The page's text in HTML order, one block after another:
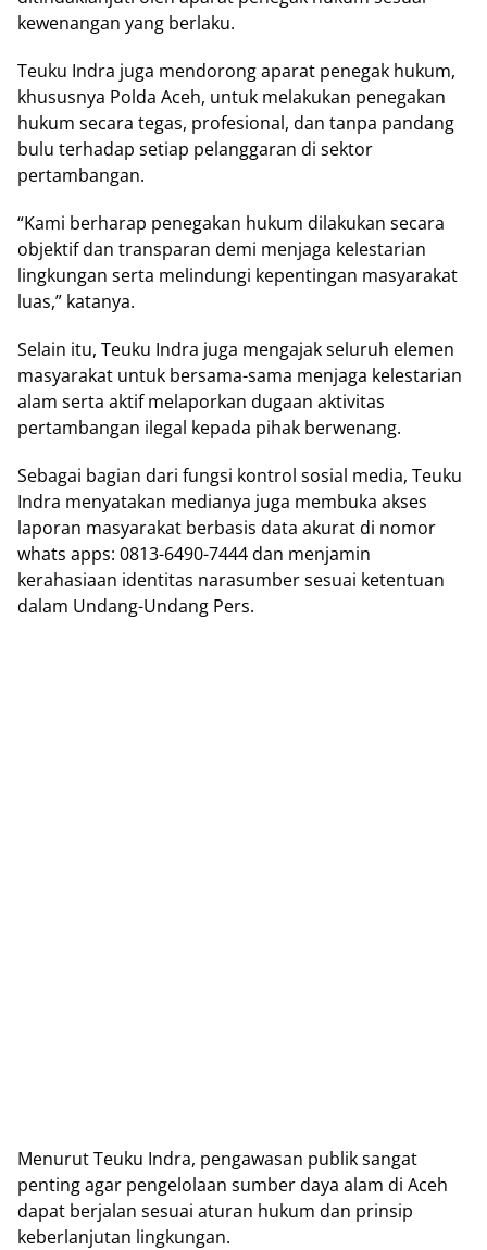
kewenangan yang berlaku.
Teuku Indra juga mendorong aparat penegak hukum,
khususnya Polda Aceh, untuk melakukan penegakan
hukum secara tegas, profesional, dan tanpa pandang
bulu terhadap setiap pelanggaran di sektor
pertambangan.
“Kami berharap penegakan hukum dilakukan secara
objektif dan transparan demi menjaga kelestarian
lingkungan serta melindungi kepentingan masyarakat
luas,” katanya.
Selain itu, Teuku Indra juga mengajak seluruh elemen
masyarakat untuk bersama-sama menjaga kelestarian
alam serta aktif melaporkan dugaan aktivitas
pertambangan ilegal kepada pihak berwenang.
Sebagai bagian dari fungsi kontrol sosial media, Teuku
Indra menyatakan medianya juga membuka akses
laporan masyarakat berbasis data akurat di nomor
whats apps: 0813-6490-7444 dan menjamin
kerahasiaan identitas narasumber sesuai ketentuan
dalam Undang-Undang Pers.
Menurut Teuku Indra, pengawasan publik sangat
penting agar pengelolaan sumber daya alam di Aceh
dapat berjalan sesuai aturan hukum dan prinsip
keberlanjutan lingkungan.